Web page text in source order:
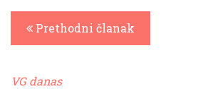
Prethodni članak
VG danas